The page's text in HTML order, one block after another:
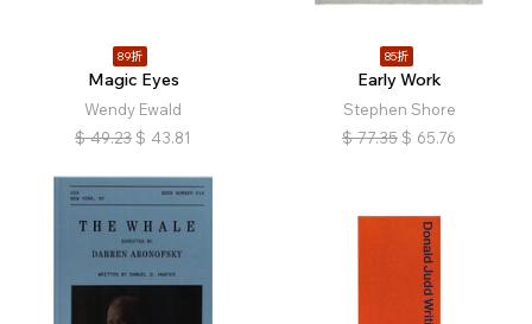
89折
Magic Eyes
Wendy Ewald
$ 49.23 $ 43.81
85折
Early Work
Stephen Shore
$ 77.35 $ 65.76